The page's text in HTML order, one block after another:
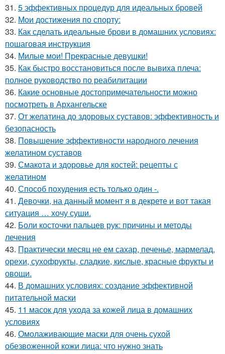
31. 5 эффективных процедур для идеальных бровей
32. Мои достижения по спорту:
33. Как сделать идеальные брови в домашних условиях:
пошаговая инструкция
34. Милые мои! Прекрасные девушки!
35. Как быстро восстановиться после вывиха плеча:
полное руководство по реабилитации
36. Какие основные достопримечательности можно
посмотреть в Архангельске
37. От желатина до здоровых суставов: эффективность и
безопасность
38. Повышение эффективности народного лечения
желатином суставов
39. Смакота и здоровье для костей: рецепты с
желатином
40. Способ похудения есть только один -.
41. Девочки, на данный момент я в декрете и вот такая
ситуация … хочу суши.
42. Боли косточки пальцев рук: причины и методы
лечения
43. Практически месяц не ем сахар, печенье, мармелад,
орехи, сухофрукты, сладкие, кислые, красные фрукты и
овощи.
44. В домашних условиях: создание эффективной
питательной маски
45. 11 масок для ухода за кожей лица в домашних
условиях
46. Омолаживающие маски для очень сухой
обезвоженной кожи лица: что нужно знать